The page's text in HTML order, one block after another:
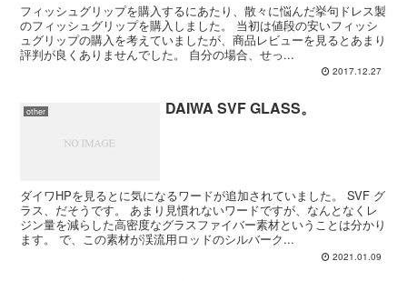
フィッシュグリップを購入するにあたり、散々に悩んだ挙句ドレス製
のフィッシュグリップを購入しました。 当初は値段の安いフィッシ
ュグリップの購入を考えていましたが、商品レビューを見るとあまり
評判が良くありませんでした。 自分の場合、せっ...
2017.12.27
other DAIWA SVF GLASS。
ダイワHPを見るとに気になるワードが追加されていました。 SVF グ
ラス、だそうです。 あまり見慣れないワードですが、なんとなくレ
ジン量を減らした高密度なグラスファイバー素材ということは分かり
ます。 で、この素材が渓流用ロッドのシルバーク...
2021.01.09